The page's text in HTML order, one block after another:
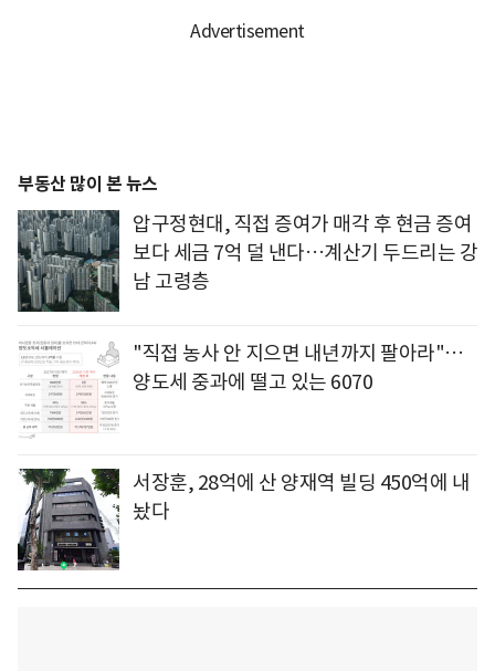
부동산 많이 본 뉴스
압구정현대, 직접 증여가 매각 후 현금 증여
보다 세금 7억 덜 낸다…계산기 두드리는 강
남 고령층
"직접 농사 안 지으면 내년까지 팔아라"…
양도세 중과에 떨고 있는 6070
서장훈, 28억에 산 양재역 빌딩 450억에 내
놨다